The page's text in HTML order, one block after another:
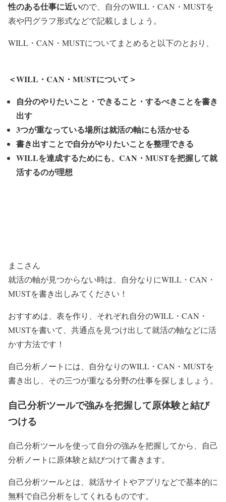
性のある仕事に近いので、自分のWILL・CAN・MUSTを
表や円グラフ形式などで記載しましょう。
WILL・CAN・MUSTについてまとめると以下のとおり、
＜WILL・CAN・MUSTについて＞
自分のやりたいこと・できること・するべきことを書き
出す
3つが重なっている場所は就活の軸にも活かせる
書き出すことで自分がやりたいことを整理できる
WILLを達成するためにも、CAN・MUSTを把握して就
活するのが理想
まこさん
就活の軸が見つからない時は、自分なりにWILL・CAN・
MUSTを書き出しみてください！
おすすめは、表を作り、それぞれ自分のWILL・CAN・
MUSTを書いて、共通点を見つけ出して就活の軸などに活
かす方法です！
自己分析ノートには、自分なりのWILL・CAN・MUSTを
書き出し、その三つが重なる分野の仕事を探しましょう。
自己分析ツールで強みを把握して原体験と結び
つける
自己分析ツールを使って自分の強みを把握してから、自己
分析ノートに原体験と結びつけて書きます。
自己分析ツールとは、就活サイトやアプリなどで基本的に
無料で自己分析をしてくれるものです。